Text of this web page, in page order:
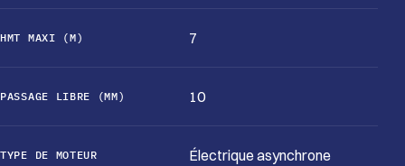
HMT MAXI (M) 7
PASSAGE LIBRE (MM) 10
TYPE DE MOTEUR Électrique asynchrone